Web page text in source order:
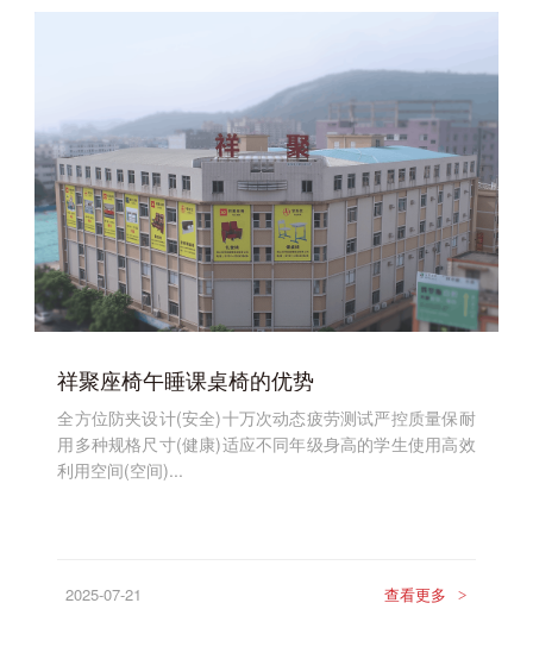
祥聚座椅午睡课桌椅的优势
全方位防夹设计(安全)十万次动态疲劳测试严控质量保耐
用多种规格尺寸(健康)适应不同年级身高的学生使用高效
利用空间(空间)...
2025-07-21 查看更多 >